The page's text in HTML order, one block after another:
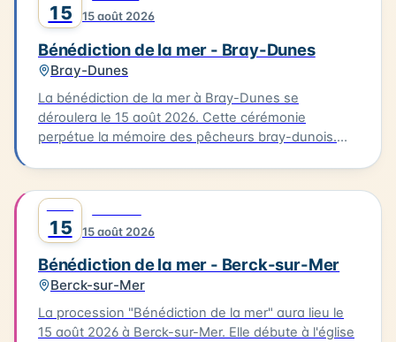
15 15 août 2026
Bénédiction de la mer - Bray-Dunes
Bray-Dunes
La bénédiction de la mer à Bray-Dunes se
déroulera le 15 août 2026. Cette cérémonie
perpétue la mémoire des pêcheurs bray-dunois.
traditionnels jusqu'à la plage. L'homologue est
ensuite rendu aux marins disparus. Cette tradition
est une occasion pour les habitants de se
rassembler et de célébrer leur lien avec la mer.
15 15 août 2026
Bénédiction de la mer - Berck-sur-Mer
Berck-sur-Mer
La procession "Bénédiction de la mer" aura lieu le
15 août 2026 à Berck-sur-Mer. Elle débute à l'église